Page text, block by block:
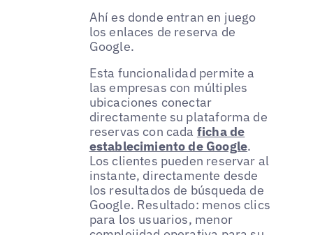
Ahí es donde entran en juego
los enlaces de reserva de
Google.
Esta funcionalidad permite a
las empresas con múltiples
ubicaciones conectar
directamente su plataforma de
reservas con cada ficha de
establecimiento de Google.
Los clientes pueden reservar al
instante, directamente desde
los resultados de búsqueda de
Google. Resultado: menos clics
para los usuarios, menor